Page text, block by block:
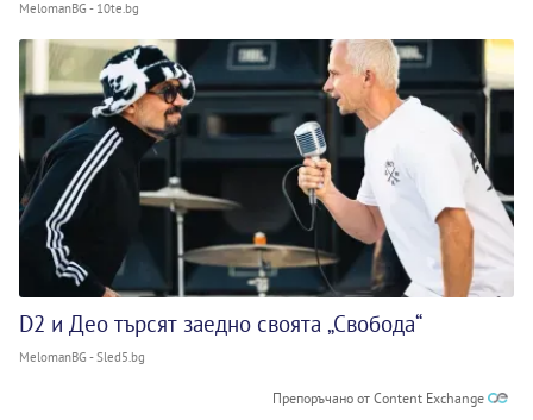
MelomanBG - 10te.bg
D2 и Део търсят заедно своята „Свобода“
MelomanBG - Sled5.bg
Препоръчано от Content Exchange